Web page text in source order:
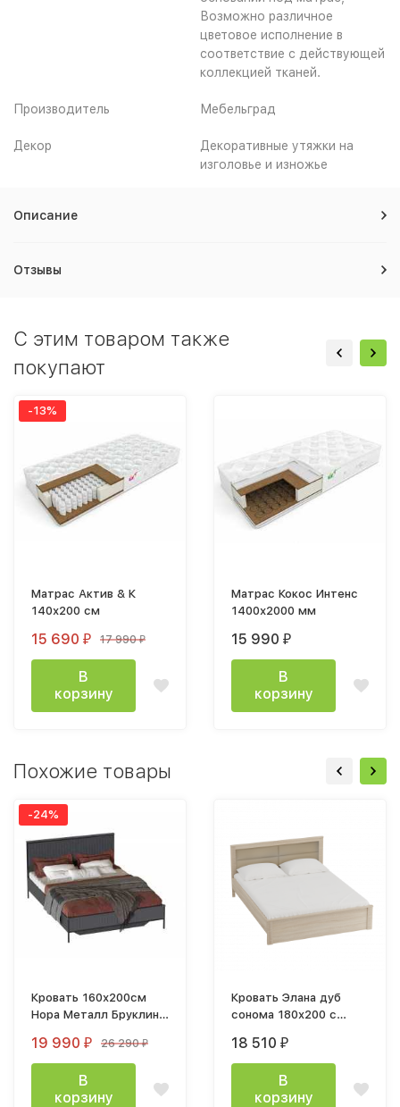
Возможно различное
цветовое исполнение в
соответствие с действующей
коллекцией тканей.
Производитель Мебельград
Декор
Декоративные утяжки на
изголовье и изножье
Описание
Отзывы
C этим товаром также
покупают
-13%
Матрас Актив & К
140х200 см
15 690 ₽ 17 990₽
В
корзину
Матрас Кокос Интенс
1400х2000 мм
15 990 ₽
В
корзину
Похожие товары
-24%
Кровать 160х200см
Нора Металл Бруклин /
с ортопед основанием
19 990 ₽ 26 290₽
В
корзину
Кровать Элана дуб
сонома 180x200 с
основанием
18 510 ₽
В
корзину